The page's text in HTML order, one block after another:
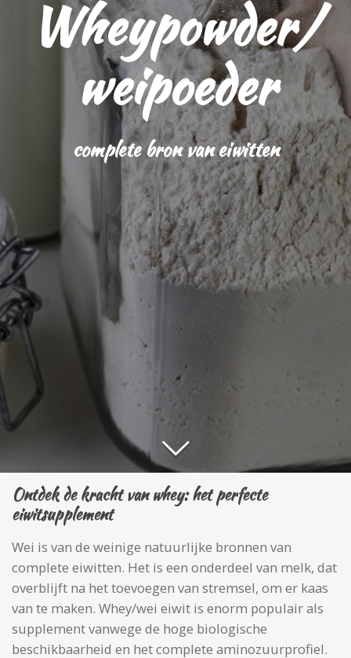
Wheypowder/
weipoeder
complete bron van eiwitten
Ontdek de kracht van whey: het perfecte
eiwitsupplement
Wei is van de weinige natuurlijke bronnen van
complete eiwitten. Het is een onderdeel van melk, dat
overblijft na het toevoegen van stremsel, om er kaas
van te maken. Whey/wei eiwit is enorm populair als
supplement vanwege de hoge biologische
beschikbaarheid en het complete aminozuurprofiel.